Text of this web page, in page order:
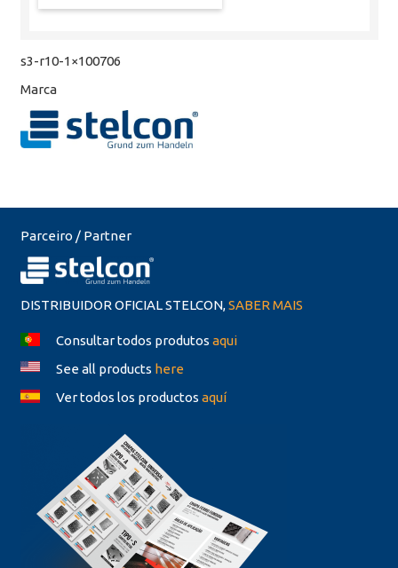
s3-r10-1×100706
Marca
Parceiro / Partner
DISTRIBUIDOR OFICIAL STELCON,SABER MAIS
Consultar todos produtos aqui
See all products here
Ver todos los productos aquí